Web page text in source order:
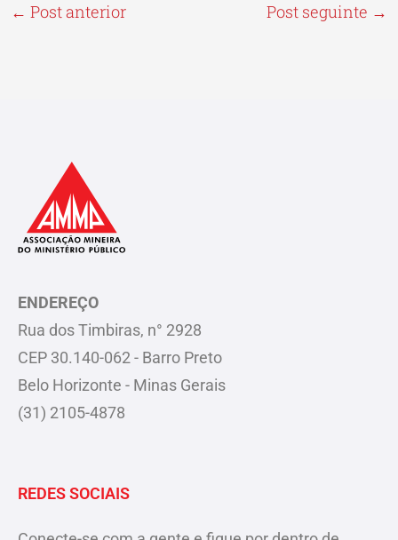
← Post anterior Post seguinte →
ENDEREÇO
Rua dos Timbiras, n° 2928
CEP 30.140-062 - Barro Preto
Belo Horizonte - Minas Gerais
(31) 2105-4878
REDES SOCIAIS